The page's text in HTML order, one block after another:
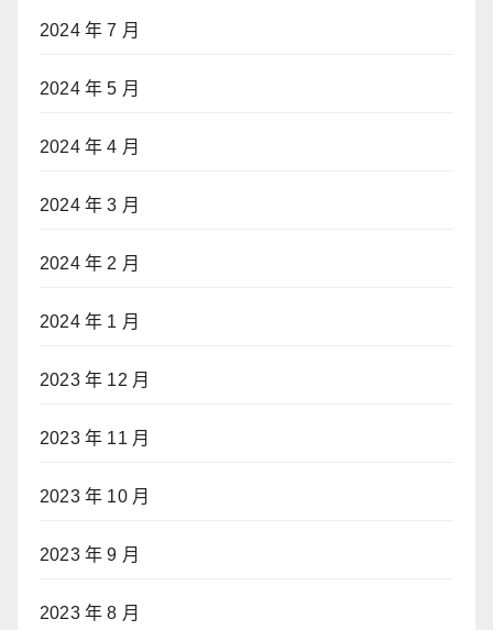
2024 年 7 月
2024 年 5 月
2024 年 4 月
2024 年 3 月
2024 年 2 月
2024 年 1 月
2023 年 12 月
2023 年 11 月
2023 年 10 月
2023 年 9 月
2023 年 8 月